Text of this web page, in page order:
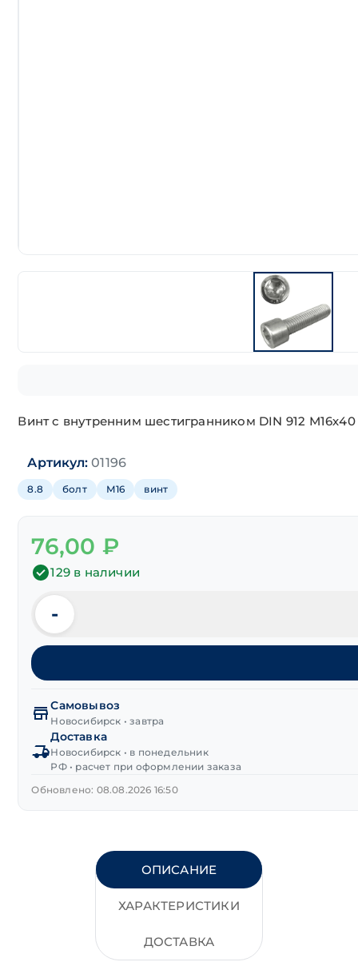
Винт с внутренним шестигранником DIN 912
Артикул: 01196
8.8 болт М16 винт
76,00 ₽
129 в наличии
Количество
товара
Винт
DIN 912
внутренним
шестигранником
8.8
М16х40 мм
цинк
с
-
Самовывоз
Новосибирск • завтра
Доставка
Новосибирск • в понедельник
РФ • расчет при оформлении заказа
Обновлено: 08.08.2026 16:50
ОПИСАНИЕ
ХАРАКТЕРИСТИКИ
ДОСТАВКА